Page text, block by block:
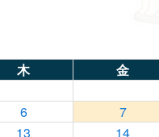
木 金
6 7
13 14